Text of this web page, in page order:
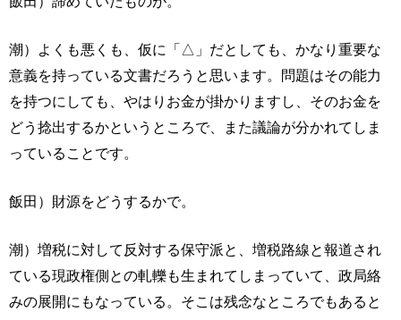
潮）よくも悪くも、仮に「△」だとしても、かなり重要な
意義を持っている文書だろうと思います。問題はその能力
を持つにしても、やはりお金が掛かりますし、そのお金を
どう捻出するかというところで、また議論が分かれてしま
っていることです。
飯田）財源をどうするかで。
潮）増税に対して反対する保守派と、増税路線と報道され
ている現政権側との軋轢も生まれてしまっていて、政局絡
みの展開にもなっている。そこは残念なところでもあると